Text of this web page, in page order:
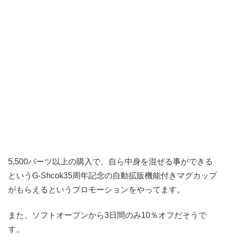
5,500バーツ以上の購入で、自ら中身を混ぜる事ができる
というG-Shcok35周年記念の自動拡販機能付きマグカップ
がもらえるというプロモーションをやってます。
また、ソフトオープンから3日間のみ10％オフだそうで
す。